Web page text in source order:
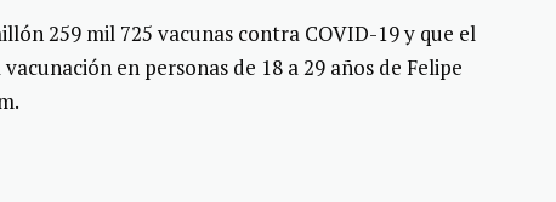
259 mil 725 vacunas contra COVID-19 y que el
en personas de 18 a 29 años de Felipe